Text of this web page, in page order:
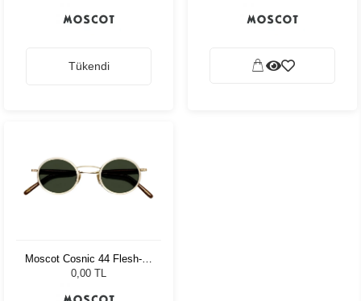
Tükendi
Moscot Cosnic 44 Flesh-D.
Brown/Gold G15 Pln
0,00 TL